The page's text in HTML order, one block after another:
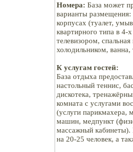
Номера: База может
варианты
корпусах (туалет,
квартирного типа в 4-
телевизором,
холодильником, ванна,
К услугам гостей:
База отдыха
настольный теннис,
дискотека,
комната с услугами
(услуги парикмахера,
машин, медпункт
массажный кабинеты).
на 20-25 человек, а